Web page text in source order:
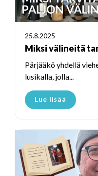
25.8.2025
Miksi välineitä
Pärjääkö yhdellä
lusikalla, jolla...
Lue lisää